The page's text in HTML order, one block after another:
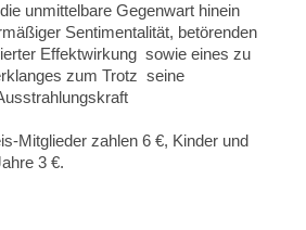
unmittelbare Gegenwart hinein
Sentimentalität, betörenden
Effektwirkung sowie eines zu
zum Trotz seine
Mitglieder zahlen 6 €, Kinder und
3 €.